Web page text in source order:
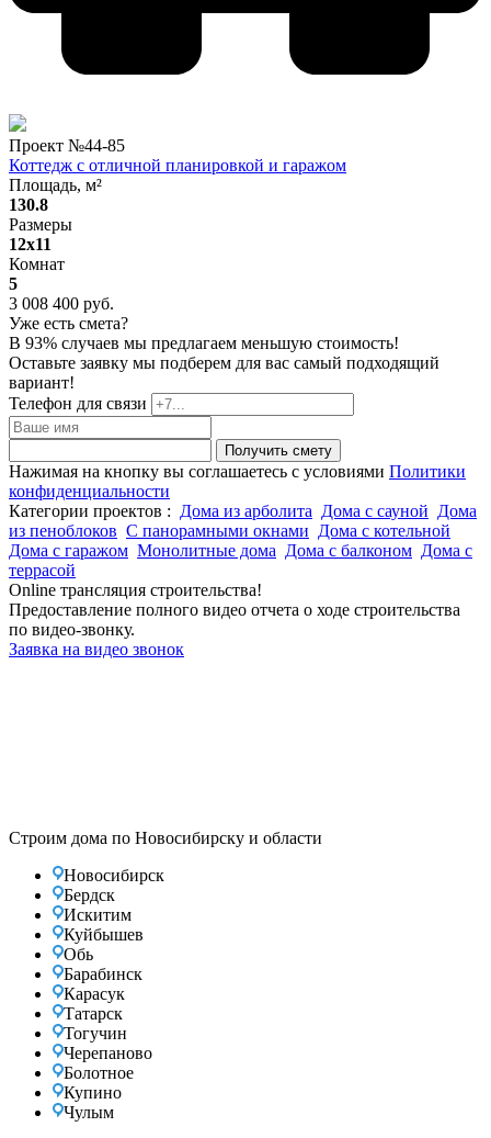
Проект №44-85
Коттедж с отличной планировкой и гаражом
Площадь, м²
130.8
Размеры
12x11
Комнат
5
3 008 400 руб.
Уже есть смета?
В 93% случаев мы предлагаем меньшую стоимость!
Оставьте заявку мы подберем для вас самый подходящий
вариант!
Телефон для связи
Получить смету
Нажимая на кнопку вы соглашаетесь с условиями Политики
конфиденциальности
Категории проектов : Дома из арболита Дома с сауной Дома
из пеноблоков С панорамными окнами Дома с котельной
Дома с гаражом Монолитные дома Дома с балконом Дома с
террасой
Online трансляция строительства!
Предоставление полного видео отчета о ходе строительства
по видео-звонку.
Заявка на видео звонок
Строим дома по Новосибирску и области
Новосибирск
Бердск
Искитим
Куйбышев
Обь
Барабинск
Карасук
Татарск
Тогучин
Черепаново
Болотное
Купино
Чулым